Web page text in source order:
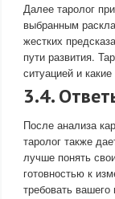
Далее таролог
выбранным
жестких
пути развития.
ситуацией и
3.4.
После анализа
таролог также
лучше понять
готовностью к
требовать вашего